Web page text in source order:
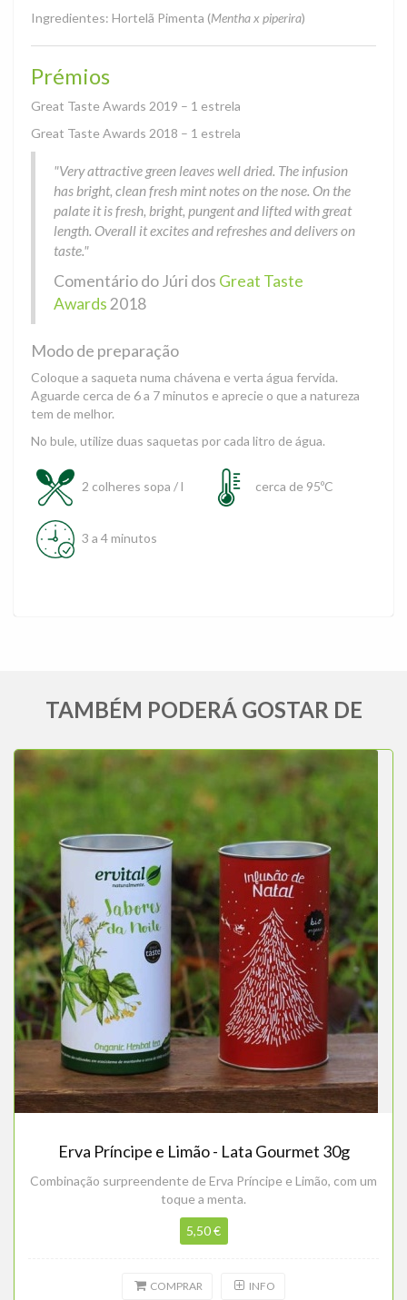
Ingredientes: Hortelã Pimenta (Mentha x piperira)
Prémios
Great Taste Awards 2019 – 1 estrela
Great Taste Awards 2018 – 1 estrela
"Very attractive green leaves well dried. The infusion
has bright, clean fresh mint notes on the nose. On the
palate it is fresh, bright, pungent and lifted with great
length. Overall it excites and refreshes and delivers on
taste."
Comentário do Júri dos Great Taste
Awards 2018
Modo de preparação
Coloque a saqueta numa chávena e verta água fervida.
Aguarde cerca de 6 a 7 minutos e aprecie o que a natureza
tem de melhor.
No bule, utilize duas saquetas por cada litro de água.
2 colheres sopa / l cerca de 95ºC
3 a 4 minutos
TAMBÉM PODERÁ GOSTAR DE
Erva Príncipe e Limão - Lata Gourmet 30g
Combinação surpreendente de Erva Príncipe e Limão, com um
toque a menta.
5,50 €
COMPRAR INFO